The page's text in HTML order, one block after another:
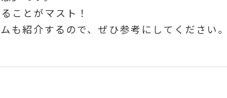
ことがマスト！
も紹介するので、ぜひ参考にしてください。